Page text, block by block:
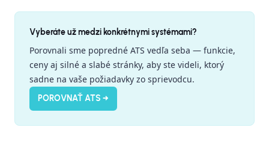
Vyberáte už medzi konkrétnymi systémami?
Porovnali sme popredné ATS vedľa seba — funkcie,
ceny aj silné a slabé stránky, aby ste videli, ktorý
sadne na vaše požiadavky zo sprievodcu.
POROVNAŤ ATS →